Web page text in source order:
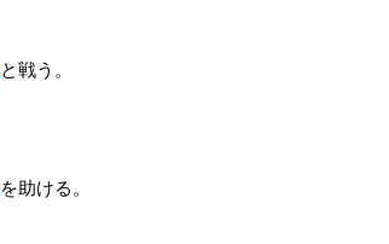
と戦う。
を助ける。